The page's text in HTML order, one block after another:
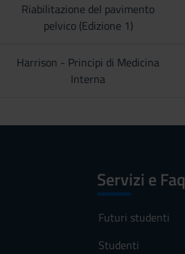
Riabilitazione del pavimento
pelvico (Edizione 1)
Harrison - Principi di Medicina
Interna
Servizi e Faq
Futuri studenti
Studenti